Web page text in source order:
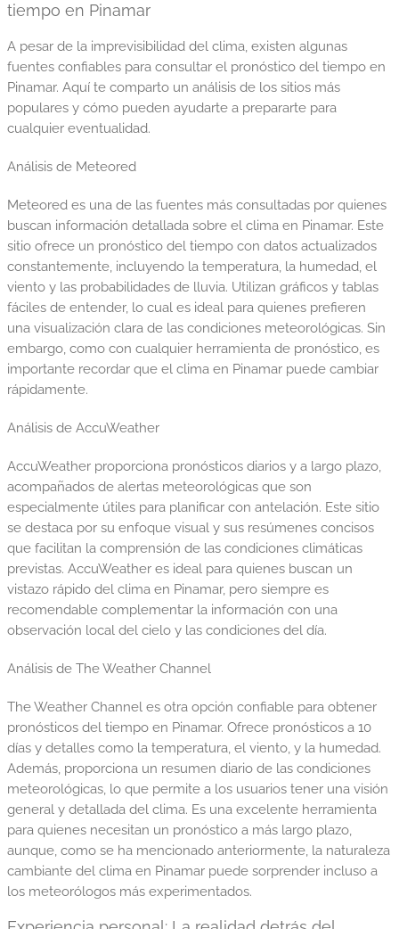
tiempo en Pinamar
A pesar de la imprevisibilidad del clima, existen algunas
fuentes confiables para consultar el pronóstico del tiempo en
Pinamar. Aquí te comparto un análisis de los sitios más
populares y cómo pueden ayudarte a prepararte para
cualquier eventualidad.
Análisis de Meteored
Meteored es una de las fuentes más consultadas por quienes
buscan información detallada sobre el clima en Pinamar. Este
sitio ofrece un pronóstico del tiempo con datos actualizados
constantemente, incluyendo la temperatura, la humedad, el
viento y las probabilidades de lluvia. Utilizan gráficos y tablas
fáciles de entender, lo cual es ideal para quienes prefieren
una visualización clara de las condiciones meteorológicas. Sin
embargo, como con cualquier herramienta de pronóstico, es
importante recordar que el clima en Pinamar puede cambiar
rápidamente.
Análisis de AccuWeather
AccuWeather proporciona pronósticos diarios y a largo plazo,
acompañados de alertas meteorológicas que son
especialmente útiles para planificar con antelación. Este sitio
se destaca por su enfoque visual y sus resúmenes concisos
que facilitan la comprensión de las condiciones climáticas
previstas. AccuWeather es ideal para quienes buscan un
vistazo rápido del clima en Pinamar, pero siempre es
recomendable complementar la información con una
observación local del cielo y las condiciones del día.
Análisis de The Weather Channel
The Weather Channel es otra opción confiable para obtener
pronósticos del tiempo en Pinamar. Ofrece pronósticos a 10
días y detalles como la temperatura, el viento, y la humedad.
Además, proporciona un resumen diario de las condiciones
meteorológicas, lo que permite a los usuarios tener una visión
general y detallada del clima. Es una excelente herramienta
para quienes necesitan un pronóstico a más largo plazo,
aunque, como se ha mencionado anteriormente, la naturaleza
cambiante del clima en Pinamar puede sorprender incluso a
los meteorólogos más experimentados.